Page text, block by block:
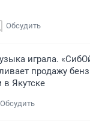
Обсудить
играла.
продажу
Якутске
Обсудить